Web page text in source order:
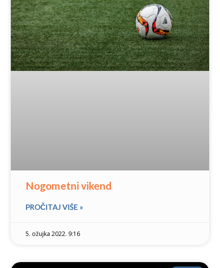
Nogometni vikend
PROČITAJ VIŠE »
5. ožujka 2022. 9:16